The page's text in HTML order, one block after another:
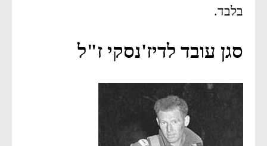
בלבד.
סגן עובד לדיז'נסקי ז"ל